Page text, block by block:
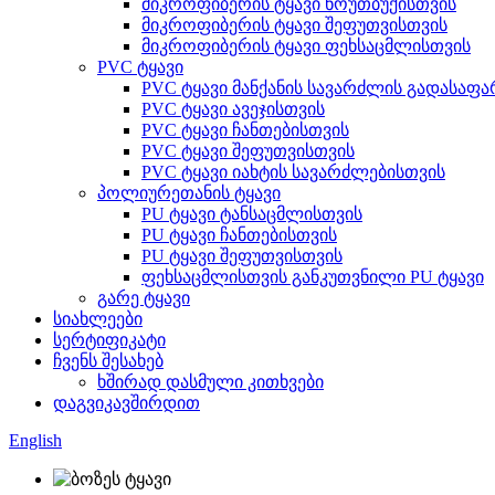
მიკროფიბერის ტყავი ნოუთბუქისთვის
მიკროფიბერის ტყავი შეფუთვისთვის
მიკროფიბერის ტყავი ფეხსაცმლისთვის
PVC ტყავი
PVC ტყავი მანქანის სავარძლის
PVC ტყავი ავეჯისთვის
PVC ტყავი ჩანთებისთვის
PVC ტყავი შეფუთვისთვის
PVC ტყავი იახტის სავარძლებისთვის
პოლიურეთანის ტყავი
PU ტყავი ტანსაცმლისთვის
PU ტყავი ჩანთებისთვის
PU ტყავი შეფუთვისთვის
ფეხსაცმლისთვის განკუთვნილი PU ტყავი
გარე ტყავი
სიახლეები
სერტიფიკატი
ჩვენს შესახებ
ხშირად დასმული კითხვები
დაგვიკავშირდით
English